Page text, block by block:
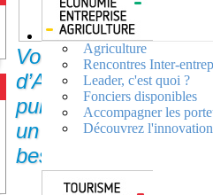
Agriculture
Rencontres Inter-
Leader, c'est quoi ?
Fonciers disponibles
Accompagner les
Découvrez
Vous souhaitez
d’Auvergne-
publics. Le service
un ensemble de
besoins.